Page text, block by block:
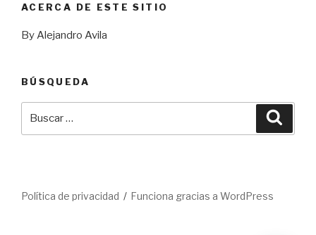
ACERCA DE ESTE SITIO
By Alejandro Avila
BÚSQUEDA
Política de privacidad Funciona gracias a WordPress